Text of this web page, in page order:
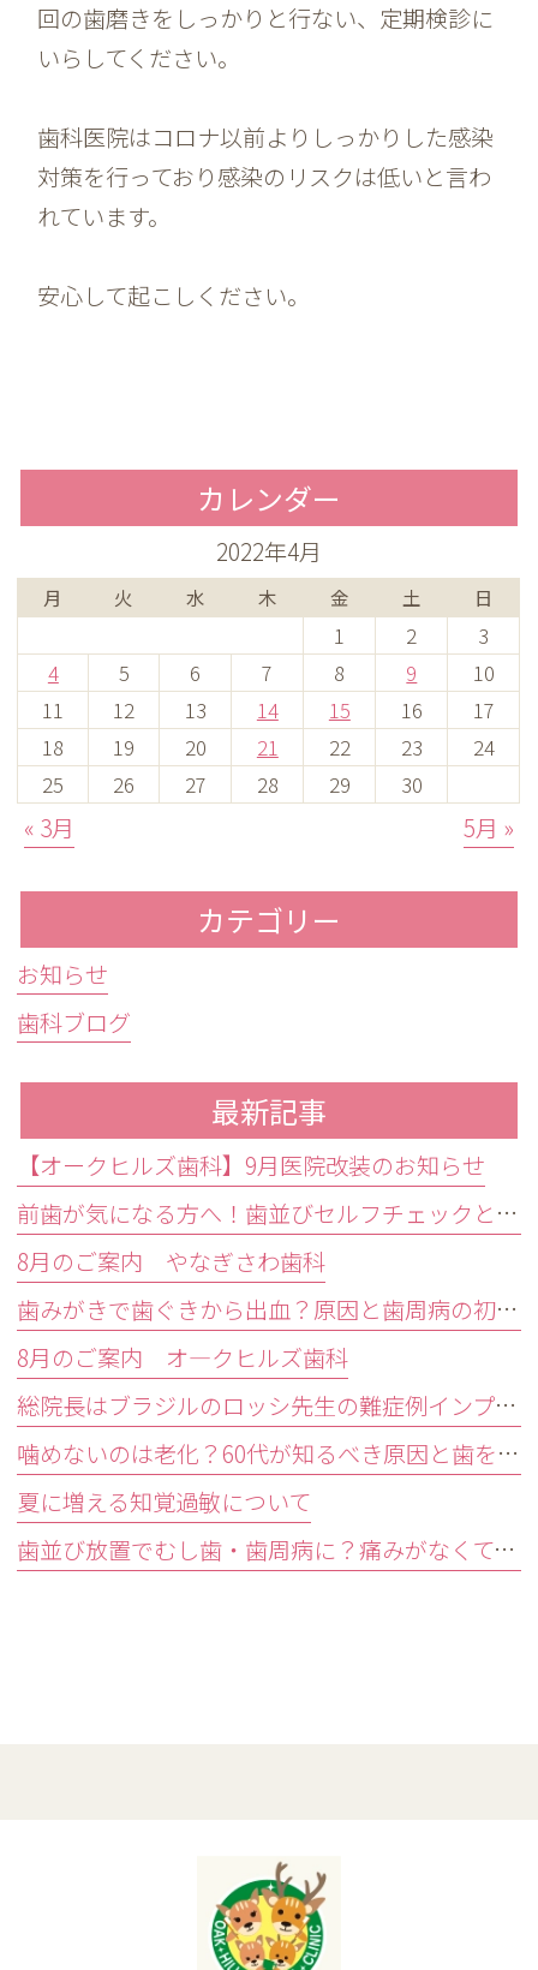
回の歯磨きをしっかりと行ない、定期検診に
いらしてください。
歯科医院はコロナ以前よりしっかりした感染
対策を行っており感染のリスクは低いと言わ
れています。
安心して起こしください。
カレンダー
2022年4月
月 火 水 木 金 土 日
1 2
3
4
5 6 7 8 9
10
11
12 13 14 15 16
17
18
19 20 21 22 23
24
25
26 27 28 29 30
« 3月 5月 »
カテゴリー
お知らせ
歯科ブログ
最新記事
【オークヒルズ歯科】9月医院改装のお知らせ
前歯が気になる方へ！歯並びセルフチェックと治療が必要な目安
8月のご案内 やなぎさわ歯科
歯みがきで歯ぐきから出血？原因と歯周病の初期症状・受診目安を解説
8月のご案内 オ―クヒルズ歯科
総院長はブラジルのロッシ先生の難症例インプラントオペ研修会に参加しました。
噛めないのは老化？60代が知るべき原因と歯を残す精密治療
夏に増える知覚過敏について
歯並び放置でむし歯・歯周病に？痛みがなくても受診すべきサイン